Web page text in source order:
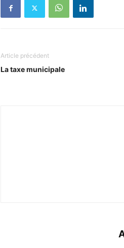
Article précédent
La taxe municipale